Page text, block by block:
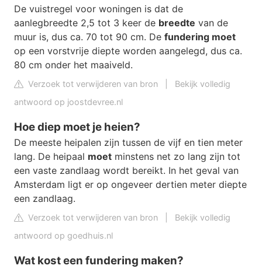
De vuistregel voor woningen is dat de
aanlegbreedte 2,5 tot 3 keer de breedte van de
muur is, dus ca. 70 tot 90 cm. De fundering moet
op een vorstvrije diepte worden aangelegd, dus ca.
80 cm onder het maaiveld.
Verzoek tot verwijderen van bron
Bekijk volledig
antwoord op joostdevree.nl
Hoe diep moet je heien?
De meeste heipalen zijn tussen de vijf en tien meter
lang. De heipaal moet minstens net zo lang zijn tot
een vaste zandlaag wordt bereikt. In het geval van
Amsterdam ligt er op ongeveer dertien meter diepte
een zandlaag.
Verzoek tot verwijderen van bron
Bekijk volledig
antwoord op goedhuis.nl
Wat kost een fundering maken?